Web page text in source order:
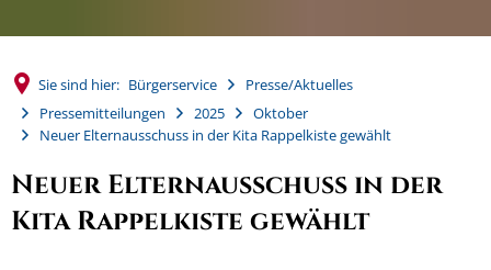
Sie sind hier: Bürgerservice
Presse/Aktuelles
Pressemitteilungen
2025
Oktober
Neuer Elternausschuss in der Kita Rappelkiste gewählt
Neuer Elternausschuss in der
Kita Rappelkiste gewählt